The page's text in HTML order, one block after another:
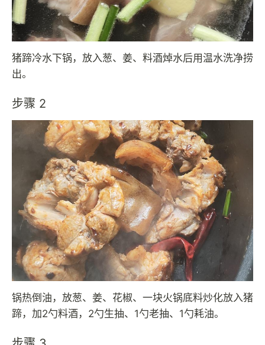
猪蹄冷水下锅，放入葱、姜、料酒焯水后用温水洗净捞
出。
步骤 2
锅热倒油，放葱、姜、花椒、一块火锅底料炒化放入猪
蹄，加2勺料酒，2勺生抽、1勺老抽、1勺耗油。